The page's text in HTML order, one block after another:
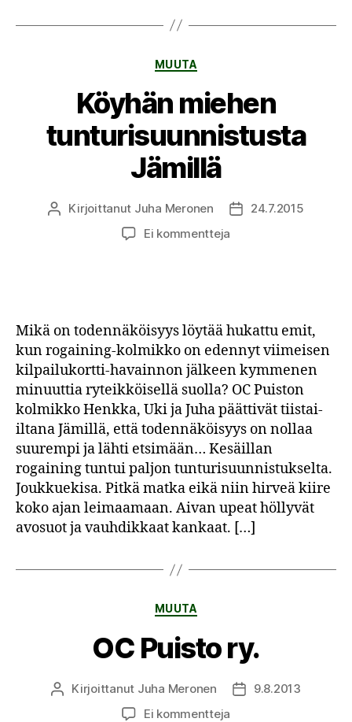
Kategoriat
MUUTA
Köyhän miehen
tunturisuunnistusta
Jämillä
Kirjoittaja
Kirjoittanut Juha Meronen Julkaisupäivämäärä
24.7.2015
Ei kommentteja
Mikä on todennäköisyys löytää hukattu emit,
kun rogaining-kolmikko on edennyt viimeisen
kilpailukortti-havainnon jälkeen kymmenen
minuuttia ryteikköisellä suolla? OC Puiston
kolmikko Henkka, Uki ja Juha päättivät tiistai-
iltana Jämillä, että todennäköisyys on nollaa
suurempi ja lähti etsimään… Kesäillan
rogaining tuntui paljon tunturisuunnistukselta.
Joukkuekisa. Pitkä matka eikä niin hirveä kiire
koko ajan leimaamaan. Aivan upeat höllyvät
avosuot ja vauhdikkaat kankaat. […]
Kategoriat
MUUTA
OC Puisto ry.
Kirjoittaja
Kirjoittanut Juha Meronen Julkaisupäivämäärä
9.8.2013
Ei kommentteja